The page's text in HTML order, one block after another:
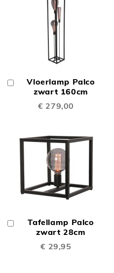
Vloerlamp Palco
zwart 160cm
€ 279,00
Winkelwagen
Tafellamp Palco
zwart 28cm
€ 29,95
Winkelwagen